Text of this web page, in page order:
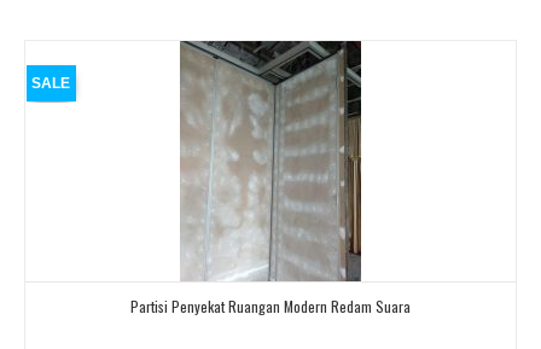
SALE
Partisi Penyekat Ruangan Modern Redam Suara